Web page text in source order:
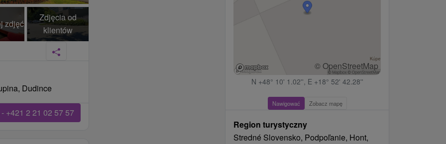
© OpenStreetMap
N +48° 10' 1.02'', E +18° 52' 42.28''
Nawigować Zobacz mapę
Region turystyczny
Stredné Slovensko, Podpoľanie, Hont,
zdjęć
Zdjęcia od
klientów
Dudince
+421 2 21 02 57 57